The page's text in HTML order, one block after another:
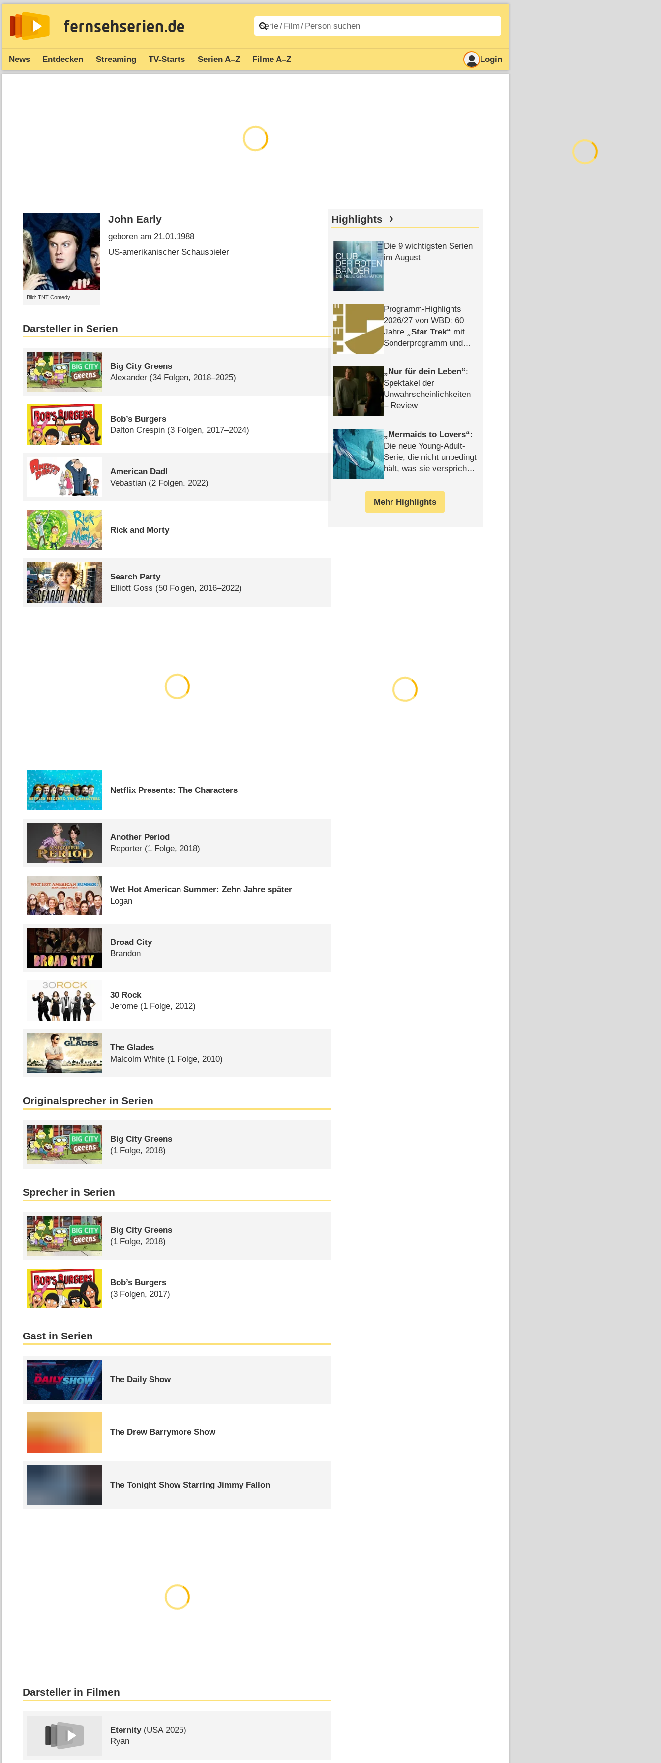
News Entdecken Streaming TV-Starts Serien A–Z Filme A–Z Login
Bild: TNT Comedy
John Early
geboren am 21.01.1988
US-amerikanischer Schauspieler
Darsteller in Serien
Big City Greens
Alexander (34 Folgen, 2018–2025)
Bob’s Burgers
Dalton Crespin (3 Folgen, 2017–2024)
American Dad!
Vebastian (2 Folgen, 2022)
Rick and Morty
Search Party
Elliott Goss (50 Folgen, 2016–2022)
Netflix Presents: The Characters
Another Period
Reporter (1 Folge, 2018)
Wet Hot American Summer: Zehn Jahre später
Logan
Broad City
Brandon
30 Rock
Jerome (1 Folge, 2012)
The Glades
Malcolm White (1 Folge, 2010)
Originalsprecher in Serien
Big City Greens
(1 Folge, 2018)
Sprecher in Serien
Big City Greens
(1 Folge, 2018)
Bob’s Burgers
(3 Folgen, 2017)
Gast in Serien
The Daily Show
The Drew Barrymore Show
The Tonight Show Starring Jimmy Fallon
Darsteller in Filmen
Eternity(USA2025)
Ryan
Highlights
Die 9 wichtigsten Serien
im August
Programm-Highlights
2026/​27 von WBD: 60
Jahre
Star Trek
mit
Sonderprogramm und
Nur für dein Leben :
Spektakel der
Unwahrscheinlichkeiten
– Review
Mermaids to Lovers :
Die neue Young-Adult-
Serie, die nicht unbedingt
hält, was sie verspricht –
Mehr Highlights